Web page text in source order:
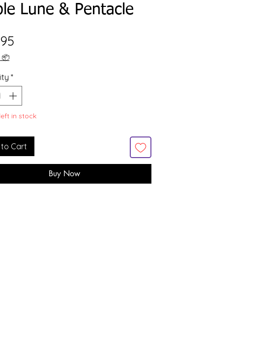
Lune & Pentacle
📦
*
in stock
Cart
Buy Now